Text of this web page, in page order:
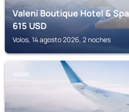
Valeni Boutique Hotel & Spa
615USD
Volos, 14 agosto 2026, 2 noches
VOLOS